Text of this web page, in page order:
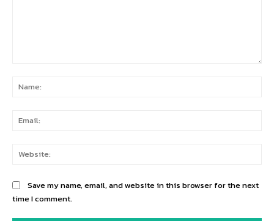
Save my name, email, and website in this browser for the next
time I comment.